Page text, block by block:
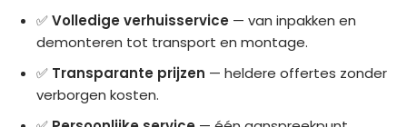
.
Fijn
te
dat
toek
oms
nog
keer
essi
ged
Goe
✅Volledige verhuisservice — van inpakken en
demonteren tot transport en montage.
✅ Transparante prijzen — heldere offertes zonder
verborgen kosten.